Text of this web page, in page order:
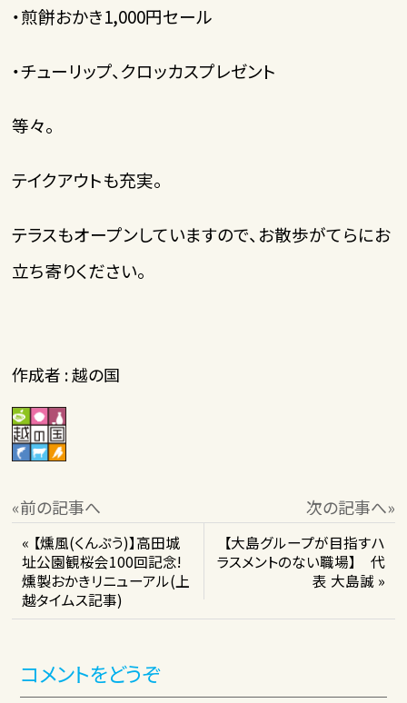
・煎餅おかき1,000円セール
・チューリップ、クロッカスプレゼント
等々。
テイクアウトも充実。
テラスもオープンしていますので、お散歩がてらにお
立ち寄りください。
作成者 : 越の国
«前の記事へ 次の記事へ»
« 【燻風(くんぷう)】高田城
址公園観桜会100回記念!
燻製おかきリニューアル(上
越タイムス記事)
【大島グループが目指すハ
ラスメントのない職場】 代
表 大島誠 »
コメントをどうぞ